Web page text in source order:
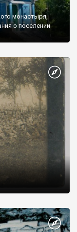
монастыря,
о поселении